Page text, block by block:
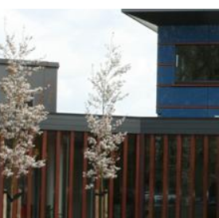
submenu